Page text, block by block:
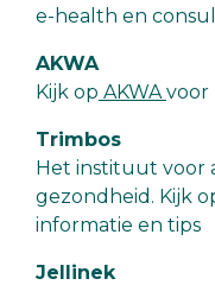
e-health en
AKWA
Kijk op AKWAvoor
Trimbos
Het instituut voor
gezondheid. Kijk
informatie en tips
Jellinek